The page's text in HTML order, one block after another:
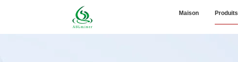
Maison Produits